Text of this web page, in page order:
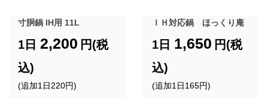
寸胴鍋 IH用 11L
1日 2,200 円(税
込)
(追加1日220円)
ＩＨ対応鍋 ほっくり庵
1日 1,650 円(税
込)
(追加1日165円)